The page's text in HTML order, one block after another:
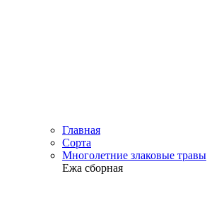
Главная
Сорта
Многолетние злаковые травы
Ежа сборная